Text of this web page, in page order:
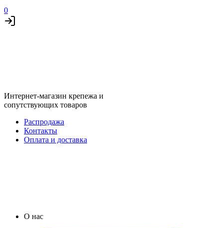
0
Интернет-магазин крепежа и
сопутствующих товаров
Распродажа
Контакты
Оплата и доставка
О нас